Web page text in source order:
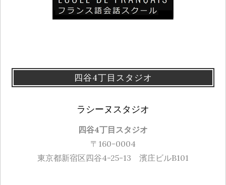
四谷4丁目スタジオ
ラシーヌスタジオ
四谷4丁目スタジオ
〒160-0004
東京都新宿区四谷4-25-13 濱庄ビルB101